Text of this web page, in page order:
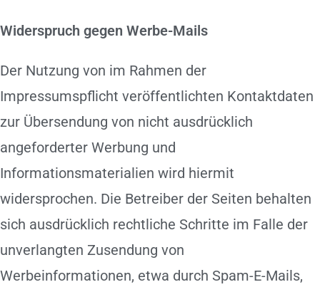
Widerspruch gegen Werbe-Mails
Der Nutzung von im Rahmen der
Impressumspflicht veröffentlichten Kontaktdaten
zur Übersendung von nicht ausdrücklich
angeforderter Werbung und
Informationsmaterialien wird hiermit
widersprochen. Die Betreiber der Seiten behalten
sich ausdrücklich rechtliche Schritte im Falle der
unverlangten Zusendung von
Werbeinformationen, etwa durch Spam-E-Mails,